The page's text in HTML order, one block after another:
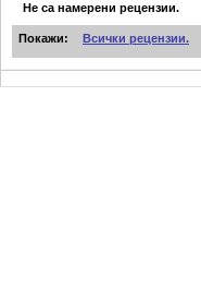
Не са намерени рецензии.
Покажи: Всички рецензии.